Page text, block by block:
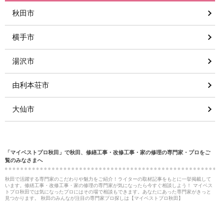
秋田市
横手市
湯沢市
由利本荘市
大仙市
「マイベストプロ秋田」で秋田、修繕工事・改修工事・家の修理の専門家・プロをご
覧のみなさまへ
秋田で活躍する専門家のこだわりや魅力をご紹介！ライターの取材記事をもとに一挙掲載して
います。修繕工事・改修工事・家の修理の専門家が気になったら今すぐ相談しよう！ マイベス
トプロ秋田では気になったプロにはその場で相談もできます。あなたにあった専門家がきっと
見つかります。 秋田のみんなが注目の専門家プロ探しは【マイベストプロ秋田】